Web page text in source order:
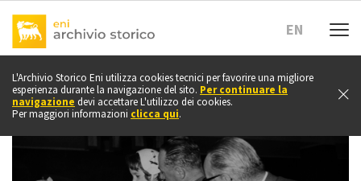
vai
inizio
pagina
L'Archivio Storico Eni utilizza cookies tecnici per favorire una migliore
esperienza durante la navigazione del sito. Per continuare la
navigazione devi accettare L'utilizzo dei cookies.
Per maggiori informazioni clicca qui.
EN